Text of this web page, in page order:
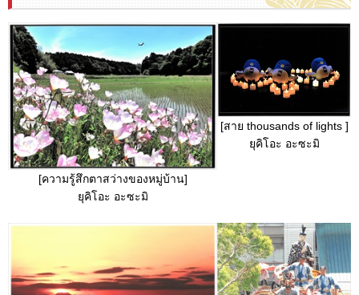
[ความรู้สึกตาสว่างของหมู่บ้าน]
ยุคิโอะ อะซะมิ
[สาย thousands of lights ]
ยุคิโอะ อะซะมิ